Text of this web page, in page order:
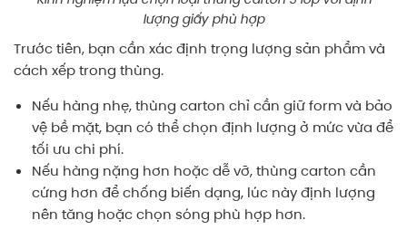
lượng giấy phù hợp
Trước tiên, bạn cần xác định trọng lượng sản phẩm và
cách xếp trong thùng.
Nếu hàng nhẹ, thùng carton chỉ cần giữ form và bảo
vệ bề mặt, bạn có thể chọn định lượng ở mức vừa để
tối ưu chi phí.
Nếu hàng nặng hơn hoặc dễ vỡ, thùng carton cần
cứng hơn để chống biến dạng, lúc này định lượng
nên tăng hoặc chọn sóng phù hợp hơn.